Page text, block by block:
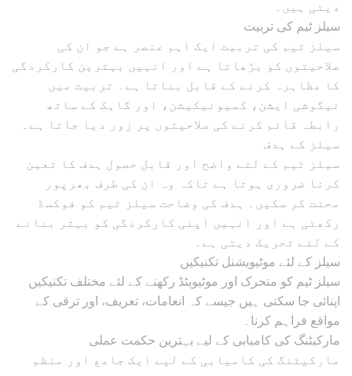
دیتی ہیں۔
سیلز ٹیم کی تربیت
سیلز ٹیم کی تربیت ایک اہم عنصر ہے جو ان کی
صلاحیتوں کو بڑھاتا ہے اور انہیں بہترین کارکردگی
کا مظاہرہ کرنے کے قابل بناتا ہے۔ تربیت میں
نیگوشی ایشن، کمیونیکیشن، اور گاہک کے ساتھ
رابطہ قائم کرنے کی صلاحیتوں پر زور دیا جاتا ہے۔
سیلز کے ہدف
سیلز ٹیم کے لئے واضح اور قابل حصول ہدف کا تعین
کرنا ضروری ہوتا ہے تاکہ وہ ان کی طرف بھرپور
محنت کر سکیں۔ ہدف کی وضاحت سیلز ٹیم کو فوکسڈ
رکھتی ہے اور انہیں اپنی کارکردگی کو بہتر بنانے
کے لئے تحریک دیتی ہے۔
سیلز کے لئے موٹیویشنل تکنیکیں
سیلز ٹیم کو متحرک اور موٹیویٹڈ رکھنے کے لئے مختلف تکنیکیں
اپنائی جا سکتی ہیں جیسے کہ انعامات، تعریف، اور ترقی کے
مواقع فراہم کرنا۔
مارکیٹنگ کی کامیابی کے لیے بہترین حکمت عملی
مارکیٹنگ کی کامیابی کے لیے ایک جامع اور منظم